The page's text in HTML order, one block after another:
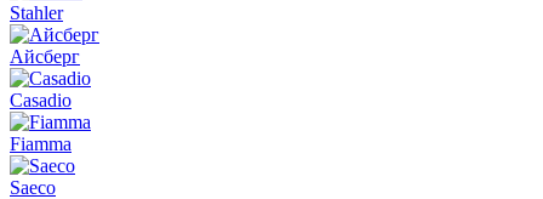
Stahler
Айсберг
Casadio
Fiamma
Saeco